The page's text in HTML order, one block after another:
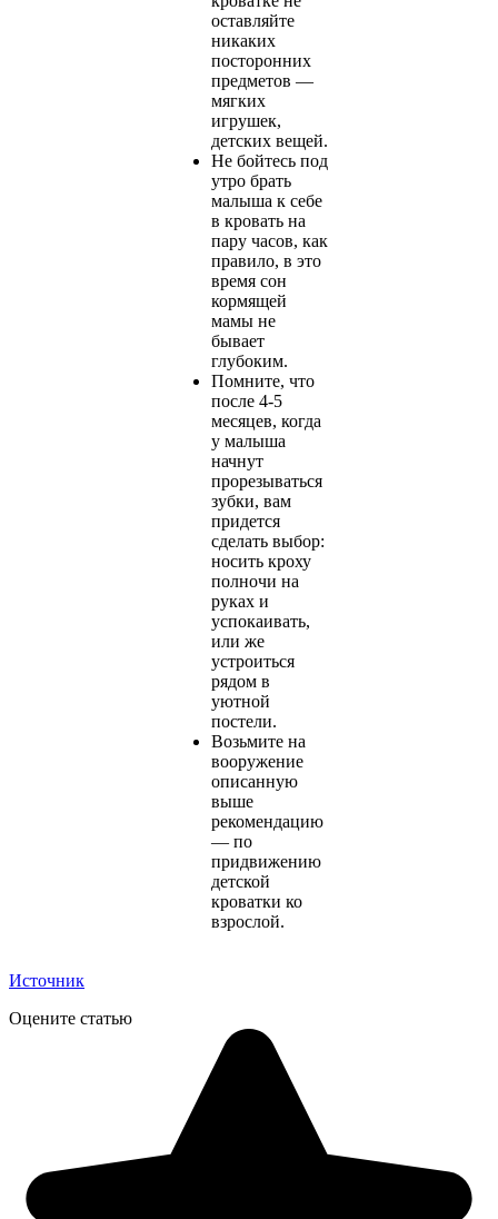
оставляйте
никаких
посторонних
предметов —
мягких
игрушек,
детских вещей.
Не бойтесь под
утро брать
малыша к себе
в кровать на
пару часов, как
правило, в это
время сон
кормящей
мамы не
бывает
глубоким.
Помните, что
после 4-5
месяцев, когда
у малыша
начнут
прорезываться
зубки, вам
придется
сделать выбор:
носить кроху
полночи на
руках и
успокаивать,
или же
устроиться
рядом в
уютной
постели.
Возьмите на
вооружение
описанную
выше
рекомендацию
— по
придвижению
детской
кроватки ко
взрослой.
Источник
Оцените статью